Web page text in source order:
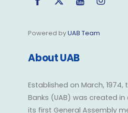
Powered byUAB Team
About UAB
Established on March, 1974,
Banks (UAB) was created
its first General Assembly